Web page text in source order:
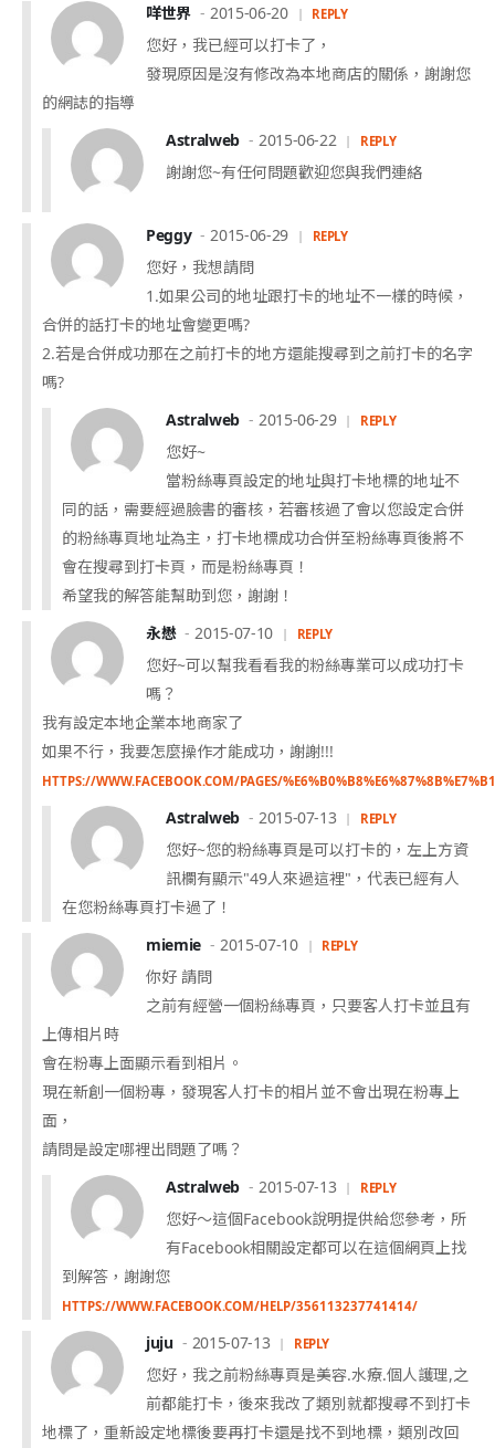
咩世界 2015-06-20 REPLY
您好，我已經可以打卡了，
發現原因是沒有修改為本地商店的關係，謝謝您
的網誌的指導
Astralweb
2015-06-22 REPLY
謝謝您~有任何問題歡迎您與我們連絡
Peggy 2015-06-29 REPLY
您好，我想請問
1.如果公司的地址跟打卡的地址不一樣的時候，
合併的話打卡的地址會變更嗎?
2.若是合併成功那在之前打卡的地方還能搜尋到之前打卡的名字
嗎?
Astralweb
2015-06-29 REPLY
您好~
當粉絲專頁設定的地址與打卡地標的地址不
同的話，需要經過臉書的審核，若審核過了會以您設定合併
的粉絲專頁地址為主，打卡地標成功合併至粉絲專頁後將不
會在搜尋到打卡頁，而是粉絲專頁！
希望我的解答能幫助到您，謝謝！
永懋
2015-07-10 REPLY
您好~可以幫我看看我的粉絲專業可以成功打卡
嗎？
我有設定本地企業本地商家了
如果不行，我要怎麼操作才能成功，謝謝!!!
HTTPS://WWW.FACEBOOK.COM/PAGES/
Astralweb 2015-07-13 REPLY
您好~您的粉絲專頁是可以打卡的，左上方資
訊欄有顯示"49人來過這裡"，代表已經有人
在您粉絲專頁打卡過了！
miemie
2015-07-10 REPLY
你好 請問
之前有經營一個粉絲專頁，只要客人打卡並且有
上傳相片時
會在粉專上面顯示看到相片。
現在新創一個粉專，發現客人打卡的相片並不會出現在粉專上
面，
請問是設定哪裡出問題了嗎？
Astralweb
2015-07-13 REPLY
您好～這個Facebook說明提供給您參考，所
有Facebook相關設定都可以在這個網頁上找
到解答，謝謝您
HTTPS://WWW.FACEBOOK.COM/HELP/356113237741414/
juju 2015-07-13 REPLY
您好，我之前粉絲專頁是美容.水療.個人護理,之
前都能打卡，後來我改了類別就都搜尋不到打卡
地標了，重新設定地標後要再打卡還是找不到地標，類別改回